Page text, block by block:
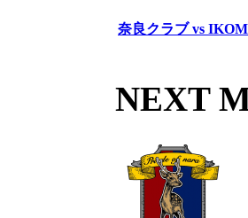
奈良クラブ vs
NEXT